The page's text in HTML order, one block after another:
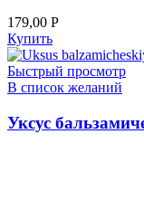
179,00 Р
Купить
Быстрый просмотр
В список желаний
Уксус